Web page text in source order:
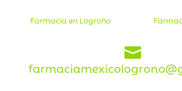
Farmacia en Logroño
